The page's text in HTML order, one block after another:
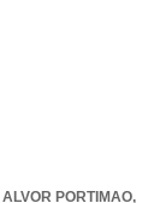
ALVOR PORTIMAO,